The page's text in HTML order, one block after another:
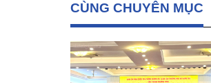
CÙNG CHUYÊN MỤC